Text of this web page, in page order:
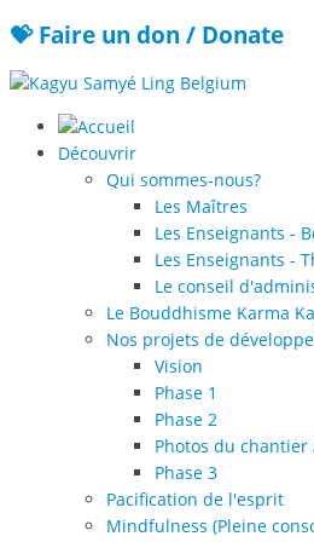
💝 Faire un don / Donate
Découvrir
Qui sommes-nous?
Les Maîtres
Les Enseignants -
Les Enseignants -
Le conseil
Le Bouddhisme Karma
Nos projets de
Vision
Phase 1
Phase 2
Photos du
Phase 3
Pacification de l'esprit
Mindfulness (Pleine